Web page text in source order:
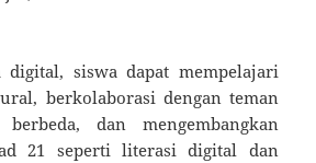
siswa dapat mempelajari
berkolaborasi dengan teman
dan mengembangkan
21 seperti literasi digital dan